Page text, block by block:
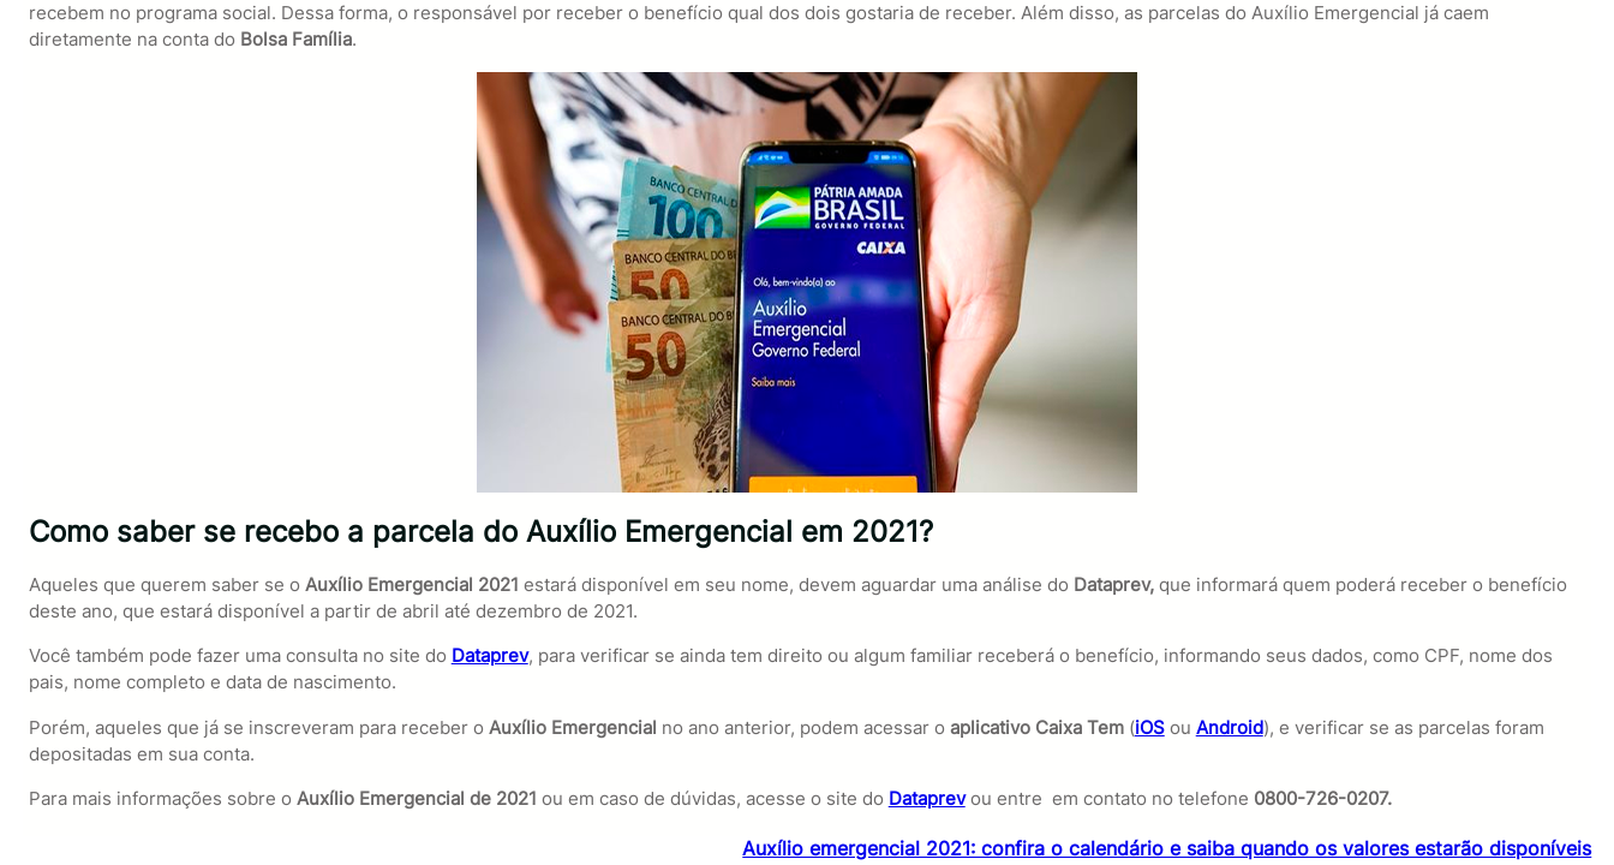
recebem no programa social. Dessa forma, o responsável por receber o benefício qual dos dois gostaria de receber. Além disso, as parcelas do Auxílio Emergencial já caem
diretamente na conta do Bolsa Família.
Como saber se recebo a parcela do Auxílio Emergencial em 2021?
Aqueles que querem saber se o Auxílio Emergencial 2021 estará disponível em seu nome, devem aguardar uma análise do Dataprev, que informará quem poderá receber o benefício
deste ano, que estará disponível a partir de abril até dezembro de 2021.
Você também pode fazer uma consulta no site do Dataprev, para verificar se ainda tem direito ou algum familiar receberá o benefício, informando seus dados, como CPF, nome dos
pais, nome completo e data de nascimento.
Porém, aqueles que já se inscreveram para receber o Auxílio Emergencial no ano anterior, podem acessar o aplicativo Caixa Tem(iOS ou Android), e verificar se as parcelas foram
depositadas em sua conta.
Para mais informações sobre o Auxílio Emergencial de 2021 ou em caso de dúvidas, acesse o site do Dataprevou entre em contato no telefone 0800-726-0207.
Auxílio emergencial 2021: confira o calendário e saiba quando os valores estarão disponíveis